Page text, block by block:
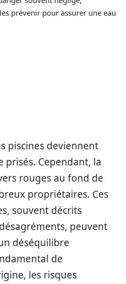
piscines deviennent
prisés. Cependant, la
rouges au fond de
propriétaires. Ces
souvent décrits
peuvent
déséquilibre
de
les risques